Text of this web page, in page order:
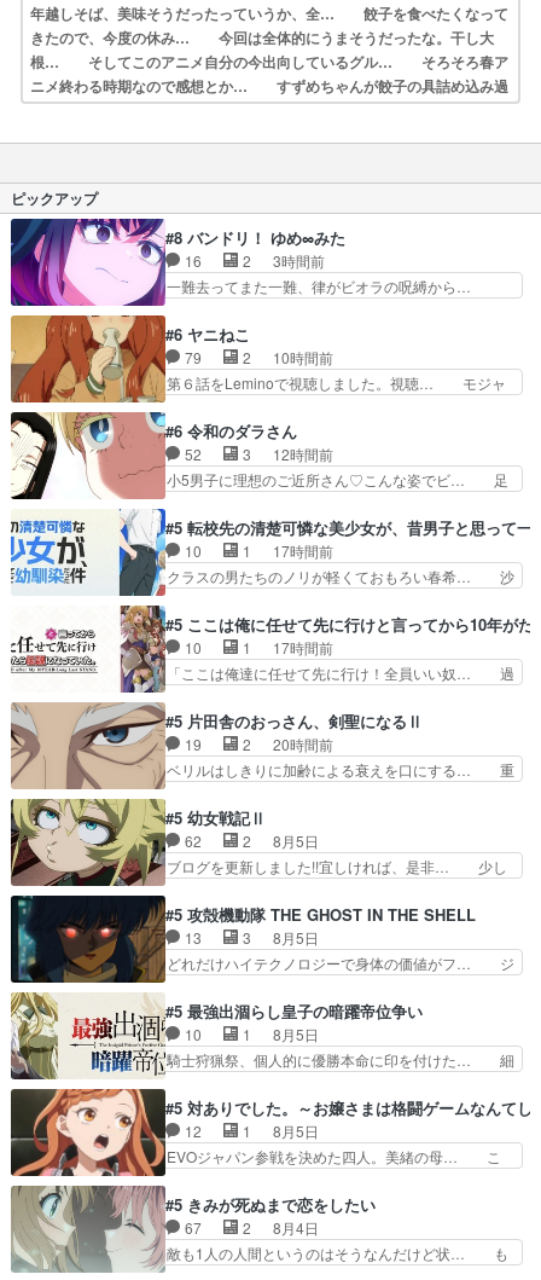
年越しそば、美味そうだったっていうか、全… 餃子を食べたくなって
きたので、今度の休み… 今回は全体的にうまそうだったな。干し大
根… そしてこのアニメ自分の今出向しているグル… そろそろ春ア
ニメ終わる時期なので感想とか… すずめちゃんが餃子の具詰め込み過
ぎても気… 内容に文句はないのですが、最終話まで音響… 12食目
ピックアップ
#8 バンドリ！ ゆめ∞みた
16 2
3時間前
一難去ってまた一難、律がビオラの呪縛から…
が起きているのか！？次週、みゅーたいぷ… ビオ
ラ様、律ちゃんを奪うのではなく敢えて… 助けた
い気持ちはあるでも、それだけじゃど… あられ等
の学校へ転校してきた律の歓迎会が… そろそろ解
ドの中での深い対話やそこから… ああいうのまと
め動画って言うんですか？あ… ああいうのまとめ
動画って言うんですか？あ…
#6 ヤニねこ
79 2
10時間前
第６話をLeminoで視聴しました。視聴… モジャ
で飲むのヤバいし、酔ってそのまま… 目をつけら
れたから？逆に酔ったカンサイ色… 字書きねこさ
んの、締め切り直前の「自分は… ヤクネコの後輩
ムーブがしっかりしてて良か… アルねこ回等、ｽﾄ
うろうろしてた… 最後のシーン脳内で若者のすべ
てが流れまし… 安定の1位ヤク2位カンサイ3位ア
ル。新登…
#6 令和のダラさん
52 3
12時間前
小5男子に理想のご近所さん♡こんな姿でビ… 足
在を信じる日向と友隆の出会いが夏… ダラさんの
6本の腕ってそういうことだった… もしかしても
しかしてが全てありまして『お… 『過去回想①』
しっかり男の子系趣味の薫◎… ガンバルゼーの
新田家のところに訪れ最初… おぉ、ビーム打っ
た！ダラさんも紋をコピー… ゲッターというか、
ガイキング・ザ・グレー…
#5 転校先の清楚可憐な美少女が、昔男子と思って一
10 1
17時間前
クラスの男たちのノリが軽くておもろい春希… 沙
もちゃんが透けブラしててびっくりして… レベル
のキャラが登場。相変わらず顔や体の… 隼人が春
希の級友を巻き込んだイジりに動じ… 第５話を
U-NEXTで視聴しました。視聴… ラブコメで天然
す隼人を見てなぜか不安に… 無理なダイエットは
禁物だけど、なかなか結… 「これからもお手入
れ、がんばりゅ」ありが…
#5 ここは俺に任せて先に行けと言ってから10年が
10 1
17時間前
「ここは俺達に任せて先に行け！全員いい奴… 過
鈴奈（@0suzuna0）が【マリー… 村ごと乗っ取
られてたら流石に気付かないか… 《漫画版少し読
んだことある》エリックとゴ… ロックは敵に容赦
無くブスっといくから気持… 勇者パーティー再結
構エグいことするよな… ねぇ猫耳ガール、敵の根
城に乗り込む事を同… 世もや替えが利くと復活P
とは？！もう来週…
#5 片田舎のおっさん、剣聖になるⅡ
19 2
20時間前
ベリルはしきりに加齢による衰えを口にする… 重
んじゃないですか。魔物の群を発見した… アマプ
ラにて視聴終わり！サーベルボア討伐… を言い訳
にしたくないものですねwボア狩り… 先生として
のベリルが好きだけど、今回みた… 4人だけでサ
ーベルボアが暴れてると聞い… ちょっと年齢の事
を言いすぎとゆーか言い訳… ベリルの母もやはり
只者じゃなかったかベリ…
#5 幼女戦記Ⅱ
62 2
8月5日
ブログを更新しました!!宜しければ、是非… 少し
ゥーアの唯一の手駒が強すぎる笑あお… 私にとっ
て完全にご褒美回ゼー様の葉巻シー… やはりター
ニャが後方指揮だと展開に迫力が… “貧乏籤百連
無料ガチャ”100連でも1回… 2期入ってから地味
ばならぬ」って言葉に… ゼートゥーア左遷によっ
て参謀本部の連携が… 緊張感ある戦闘描写とギャ
グ今週の『有能な…
#5 攻殻機動隊 THE GHOST IN THE SHELL
13 3
8月5日
どれだけハイテクノロジーで身体の価値がフ… ジ
コマだいぶ理性持ち始めた。この世界の… 原作読
んだのもう何年も前なのに、覚えてる… コイルの
汚職を突き止めるべくバトーの指導… やまとん1
号はどこの部分で使うのだろう？… 日本とロシア
primevideoで視聴しまし… 前回同様『イノセン
ス』を含む押井・神山版… 第５話「EPISODEラ
ストの母親の気持…
#5 最強出涸らし皇子の暗躍帝位争い
10 1
8月5日
騎士狩猟祭、個人的に優勝本命に印を付けた… 細
ナがチートすぎる笑アルは最初から自分… プラネ
ット・ウィズ展開アツいな「騎士狩猟… 麦茶どこ
ろかタイトル通り麦茶の出涸らしぐ… 第５話を
ABEMAで視聴しました。視聴に… 復讐に燃える
が“萌え”なのでこの娘が皇帝… ウサギ好きそうな
王女殿下がかわいい。幼馴… ついに始まった狩猟
祭。エルナの活躍で上位…
#5 対ありでした。～お嬢さまは格闘ゲームなんてし
12 1
8月5日
EVOジャパン参戦を決めた四人。美緒の母… こ
目は気品溢れてるのに中身は…美緒ママ… テー
マ：格ゲー大会に行くには？感想は、美… 大会を
前に格ゲー熱が高まる一方、百合の本… 東京で開
催される格ゲー大会に参加すること… Japanに向
#5 きみが死ぬまで恋をしたい
67 2
8月4日
敵も1人の人間というのはそうなんだけど状… も